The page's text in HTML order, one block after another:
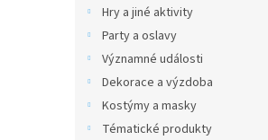
Hry a jiné aktivity
Party a oslavy
Významné události
Dekorace a výzdoba
Kostýmy a masky
Tématické produkty